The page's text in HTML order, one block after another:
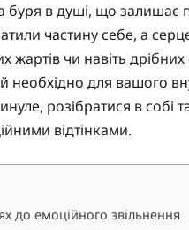
в душі, що залишає
частину себе, а
жартів чи навіть
для вашого
розібратися в собі
відтінками.
до емоційного звільнення